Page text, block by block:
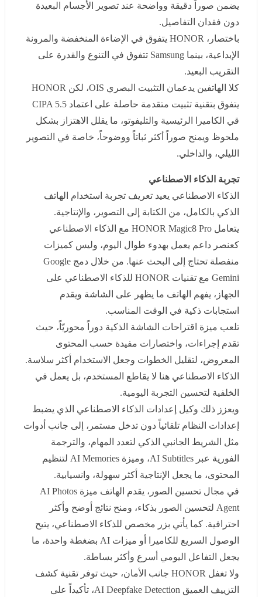
التفاصيل.
باختصار،HONORيتفوق في الإضاءة المنخفضة والمرونة
الإبداعية، بينماSamsungتتفوق في التنوع والقدرة على
التقريب البعيد.
كلا الهاتفين يدعمان التثبيت البصري
يتفوق بتقنية تثبيت متقدمة حاصلة على اعتمادCIPA 5.5قي
الكاميرا الرئيسية والتليفوتو، ما يقلل الاهتزاز بشكل ملحوظ
ويمنح صوراً أكثر ثباتاً ووضوحاً، خاصة في التصوير الليلي،
والداخلي .
الذكاء الاصطناعي يعيد تعريف تجربة استخدام الهاتف الذكي
بالكامل، من الكتابة إلى التصوير، والإنتاجية.
يتعامل HONOR Magic8 Proمع الذكاء الاصطناعي كعنصر
داعم يعمل بهدوء طوال اليوم، وليس كميزات منفصلة تحتاج
إلى البحث عنها. من خلال دمجGoogle Geminiمع تقنيات
HONOR للذكاء الاصطناعي على الجهاز، يفهم الهاتف ما
يظهر على الشاشة ويقدم استجابات ذكية في الوقت
المناسب .
تلعب ميزة اقتراحات الشاشة الذكية دوراً محوريّاً، حيث تقدم
إجراءات، واختصارات مفيدة حسب المحتوى المعروض،
لتقليل الخطوات وجعل الاستخدام أكثر سلاسة. الذكاء
الاصطناعي هنا لا يقاطع المستخدم، بل يعمل في الخلفية
لتحسين التجربة اليومية .
ويعزز ذلك وكيل إعدادات الذكاء الاصطناعي الذي يضبط
إعدادات النظام تلقائياً دون تدخل مستمر، إلى جانب أدوات
مثل الشريط الجانبي الذكي لتعدد المهام، والترجمة الفورية
عبر AI Subtitles، وميزةAI Memoriesلتنظيم المحتوى، ما
يجعل الإنتاجية أكثر سهولة، وانسيابية.
في مجال تحسين الصور، يقدم الهاتف ميزةAI Photos Agent
لتحسين الصور بذكاء، ومنح نتائج أوضح وأكثر احترافية. كما
يأتي بزر مخصص للذكاء الاصطناعي، يتيح الوصول السريع
للكاميرا أو ميزات AI بضغطة واحدة، ما يجعل التفاعل
اليومي أسرع وأكثر بساطة .
ولا تغفلHONORجانب الأمان، حيث توفر تقنية كشف
التزييف العميقAI Deepfake Detection ، تأكيداً على التزامها
بالاستخدام المسؤول، والأخلاقي للذكاء الاصطناعي